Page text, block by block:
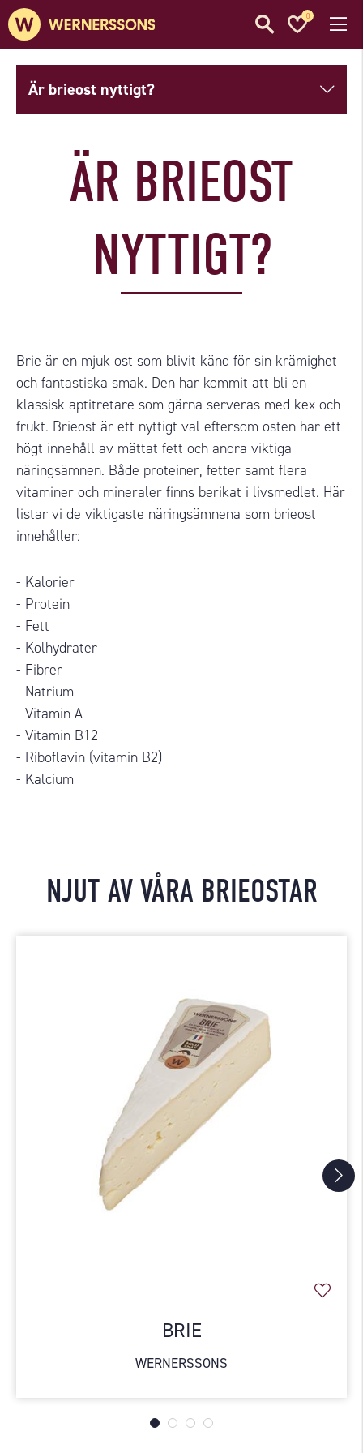
0
Är brieost nyttigt?
ÄR BRIEOST
NYTTIGT?
Brie är en mjuk ost som blivit känd för sin krämighet
och fantastiska smak. Den har kommit att bli en
klassisk aptitretare som gärna serveras med kex och
frukt. Brieost är ett nyttigt val eftersom osten har ett
högt innehåll av mättat fett och andra viktiga
näringsämnen. Både proteiner, fetter samt flera
vitaminer och mineraler finns berikat i livsmedlet. Här
listar vi de viktigaste näringsämnena som brieost
innehåller:
- Kalorier
- Protein
- Fett
- Kolhydrater
- Fibrer
- Natrium
- Vitamin A
- Vitamin B12
- Riboflavin (vitamin B2)
- Kalcium
NJUT AV VÅRA BRIEOSTAR
BRIE
WERNERSSONS